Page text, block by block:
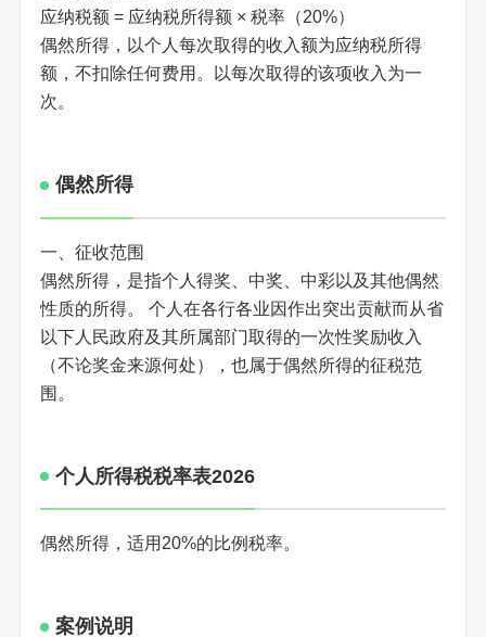
应纳税额 = 应纳税所得额 × 税率（20%）
偶然所得，以个人每次取得的收入额为应纳税所得
额，不扣除任何费用。以每次取得的该项收入为一
次。
偶然所得
一、征收范围
偶然所得，是指个人得奖、中奖、中彩以及其他偶然
性质的所得。 个人在各行各业因作出突出贡献而从省
以下人民政府及其所属部门取得的一次性奖励收入
（不论奖金来源何处），也属于偶然所得的征税范
围。
个人所得税税率表2026
偶然所得，适用20%的比例税率。
案例说明